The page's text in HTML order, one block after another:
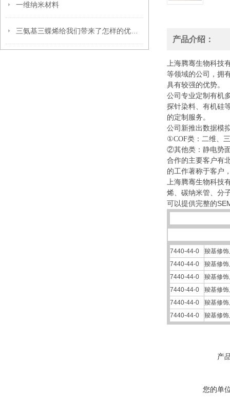
一维纳米材料
产品介绍：
上海腾骞生物科技
等领域的公司，拥
具有较强的优势。
公司专业定制有机
探针染料、有机硅
的定制服务。
公司新推出数据模
①COF类：二维、
②其他类：静电势
合作的主要客户有
的工作著称于客户
上海腾骞生物科
烯、碳纳米管、分
可以提供完整的
7440-44-0
羧基修
7440-44-0
羧基修
7440-44-0
羧基修
7440-44-0
羧基修
7440-44-0
羧基修
7440-44-0
羧基修
产
您的单